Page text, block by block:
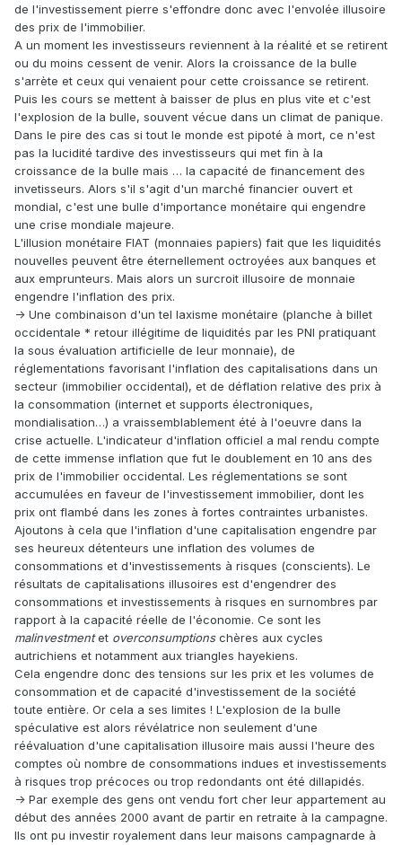
de l'investissement pierre s'effondre donc avec l'envolée illusoire
des prix de l'immobilier.
A un moment les investisseurs reviennent à la réalité et se retirent
ou du moins cessent de venir. Alors la croissance de la bulle
s'arrète et ceux qui venaient pour cette croissance se retirent.
Puis les cours se mettent à baisser de plus en plus vite et c'est
l'explosion de la bulle, souvent vécue dans un climat de panique.
Dans le pire des cas si tout le monde est pipoté à mort, ce n'est
pas la lucidité tardive des investisseurs qui met fin à la
croissance de la bulle mais … la capacité de financement des
invetisseurs. Alors s'il s'agit d'un marché financier ouvert et
mondial, c'est une bulle d'importance monétaire qui engendre
une crise mondiale majeure.
L'illusion monétaire FIAT (monnaies papiers) fait que les liquidités
nouvelles peuvent être éternellement octroyées aux banques et
aux emprunteurs. Mais alors un surcroit illusoire de monnaie
engendre l'inflation des prix.
-> Une combinaison d'un tel laxisme monétaire (planche à billet
occidentale * retour illégitime de liquidités par les PNI pratiquant
la sous évaluation artificielle de leur monnaie), de
réglementations favorisant l'inflation des capitalisations dans un
secteur (immobilier occidental), et de déflation relative des prix à
la consommation (internet et supports électroniques,
mondialisation…) a vraissemblablement été à l'oeuvre dans la
crise actuelle. L'indicateur d'inflation officiel a mal rendu compte
de cette immense inflation que fut le doublement en 10 ans des
prix de l'immobilier occidental. Les réglementations se sont
accumulées en faveur de l'investissement immobilier, dont les
prix ont flambé dans les zones à fortes contraintes urbanistes.
Ajoutons à cela que l'inflation d'une capitalisation engendre par
ses heureux détenteurs une inflation des volumes de
consommations et d'investissements à risques (conscients). Le
résultats de capitalisations illusoires est d'engendrer des
consommations et investissements à risques en surnombres par
rapport à la capacité réelle de l'économie. Ce sont les
malinvestmentet overconsumptionschères aux cycles
autrichiens et notamment aux triangles hayekiens.
Cela engendre donc des tensions sur les prix et les volumes de
consommation et de capacité d'investissement de la société
toute entière. Or cela a ses limites ! L'explosion de la bulle
spéculative est alors révélatrice non seulement d'une
réévaluation d'une capitalisation illusoire mais aussi l'heure des
comptes où nombre de consommations indues et investissements
à risques trop précoces ou trop redondants ont été dillapidés.
-> Par exemple des gens ont vendu fort cher leur appartement au
début des années 2000 avant de partir en retraite à la campagne.
Ils ont pu investir royalement dans leur maisons campagnarde à